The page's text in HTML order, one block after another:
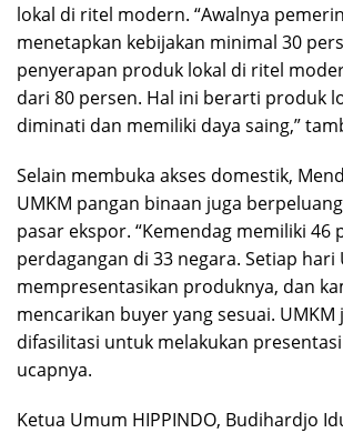
lokal di ritel modern. “Awalnya
menetapkan kebijakan minimal 30
penyerapan produk lokal di ritel
dari 80 persen. Hal ini berarti produk
diminati dan memiliki daya saing,”
Selain membuka akses domestik,
UMKM pangan binaan juga
pasar ekspor. “Kemendag memiliki 46
perdagangan di 33 negara. Setiap hari
mempresentasikan produknya, dan
mencarikan buyer yang sesuai. UMKM
difasilitasi untuk melakukan
ucapnya.
Ketua Umum HIPPINDO, Budihardjo